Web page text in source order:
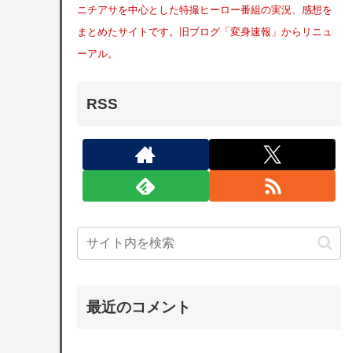
ニチアサを中心とした特撮ヒーロー番組の実況、感想を
まとめたサイトです。旧ブログ「変身速報」からリニュ
ーアル。
RSS
最近のコメント